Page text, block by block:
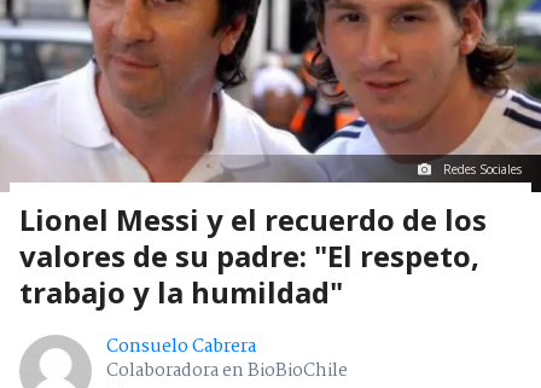
Redes Sociales
Lionel Messi y el recuerdo de los
valores de su padre: "El respeto,
trabajo y la humildad"
Consuelo Cabrera
Colaboradora en BioBioChile